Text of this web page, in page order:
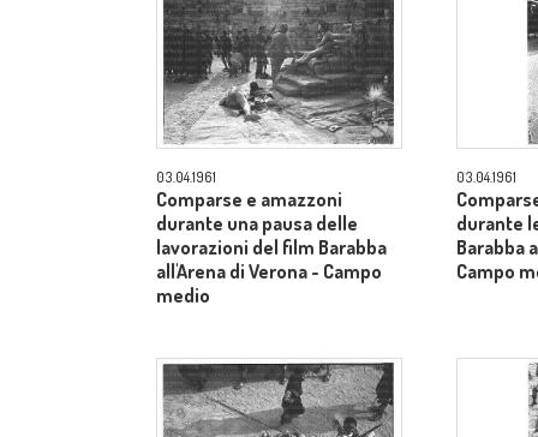
03.04.1961
Comparse e amazzoni
durante una pausa delle
lavorazioni del film Barabba
all'Arena di Verona - Campo
medio
03.04.1961
durante
Barabba
Campo